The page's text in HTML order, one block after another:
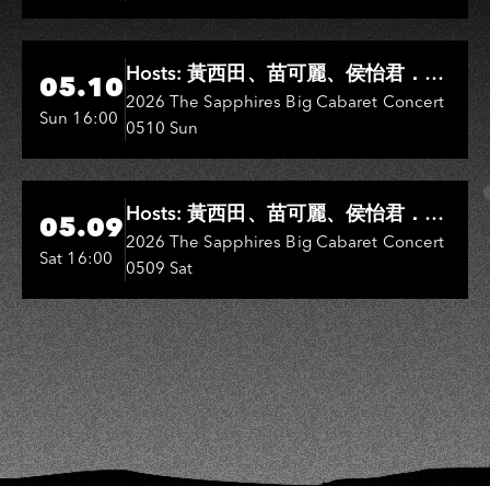
Hi-Ing Music Hall
05.10
Sun 16:00
Hosts: 黃西田、苗可麗、侯怡君．
Entertainers: 葉啟田、鳥來嬤-吳
敏、王彩樺、王瑞霞、吳淑敏、施文
彬、邵大倫、曹雅雯、陳孟賢、黃露
瑤
2026 The Sapphires Big Cabaret Concert
0510 Sun
Hi-Ing Music Hall
05.09
Sat 16:00
Hosts: 黃西田、苗可麗、侯怡君．
Entertainers: 葉啟田、鳥來嬤-吳
敏、張秀卿、王彩樺、吳淑敏、施文
彬、邵大倫、曹雅雯、陳孟賢、黃露
瑤
2026 The Sapphires Big Cabaret Concert
0509 Sat